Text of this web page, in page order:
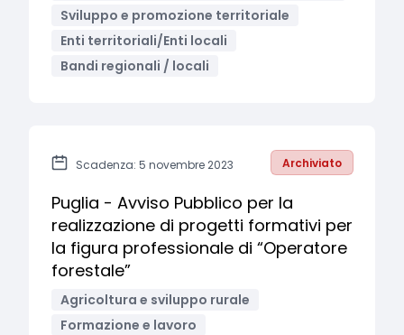
Sviluppo e promozione territoriale
Enti territoriali/Enti locali
Bandi regionali / locali
Scadenza: 5 novembre 2023 Archiviato
Puglia - Avviso Pubblico per la
realizzazione di progetti formativi per
la figura professionale di “Operatore
forestale”
Agricoltura e sviluppo rurale
Formazione e lavoro